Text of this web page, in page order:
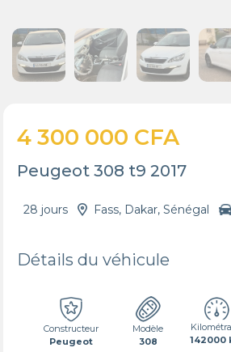
4 300 000 CFA
Peugeot 308 t9 2017
28 jours Fass, Dakar, Sénégal
Détails du véhicule
Constructeur
Peugeot
Modèle
308
142000